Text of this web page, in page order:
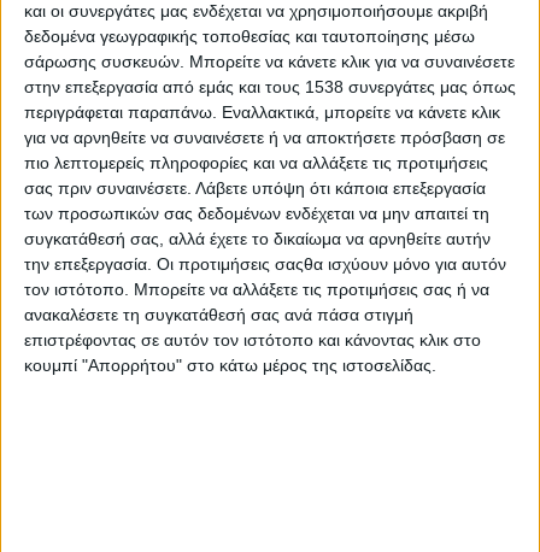
και οι συνεργάτες μας ενδέχεται να χρησιμοποιήσουμε ακριβή
δεδομένα γεωγραφικής τοποθεσίας και ταυτοποίησης μέσω
σάρωσης συσκευών. Μπορείτε να κάνετε κλικ για να συναινέσετε
στην επεξεργασία από εμάς και τους 1538 συνεργάτες μας όπως
περιγράφεται παραπάνω. Εναλλακτικά, μπορείτε να κάνετε κλικ
για να αρνηθείτε να συναινέσετε ή να αποκτήσετε πρόσβαση σε
πιο λεπτομερείς πληροφορίες και να αλλάξετε τις προτιμήσεις
σας πριν συναινέσετε. Λάβετε υπόψη ότι κάποια επεξεργασία
των προσωπικών σας δεδομένων ενδέχεται να μην απαιτεί τη
συγκατάθεσή σας, αλλά έχετε το δικαίωμα να αρνηθείτε αυτήν
την επεξεργασία. Οι προτιμήσεις σαςθα ισχύουν μόνο για αυτόν
τον ιστότοπο. Μπορείτε να αλλάξετε τις προτιμήσεις σας ή να
ανακαλέσετε τη συγκατάθεσή σας ανά πάσα στιγμή
επιστρέφοντας σε αυτόν τον ιστότοπο και κάνοντας κλικ στο
κουμπί "Απορρήτου" στο κάτω μέρος της ιστοσελίδας.
Δίωξη Ηλεκτρονικού Εγκλήματος: Προειδοποίηση για
κακόβουλο λογισμικό που αποστέλλεται μέσω e-mail
Κορονοϊός: Τα επτά λάθη στη χρήση της μάσκας
Οδηγίες προστασίας από την έκθεση στον καπνό και τα
αιωρούμενα σωματίδια
Οδηγίες της Γενικής Γραμματείας Πολιτικής Προστασίας
προς τους πολίτες για την επιδείνωση του καιρού